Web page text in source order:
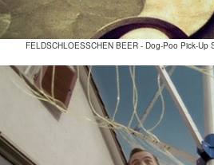
FELDSCHLOESSCHEN BEER - Dog-Poo Pick-Up